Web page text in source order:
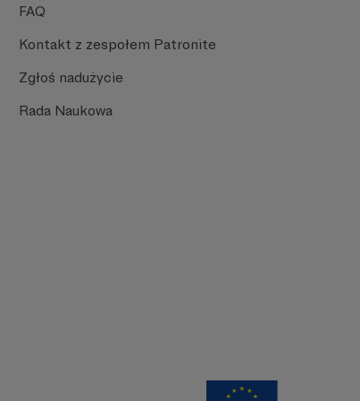
FAQ
Kontakt z zespołem Patronite
Zgłoś nadużycie
Rada Naukowa